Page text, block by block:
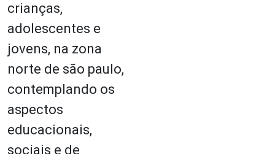
crianças,
adolescentes e
jovens, na zona
norte de são paulo,
contemplando os
aspectos
educacionais,
sociais e de